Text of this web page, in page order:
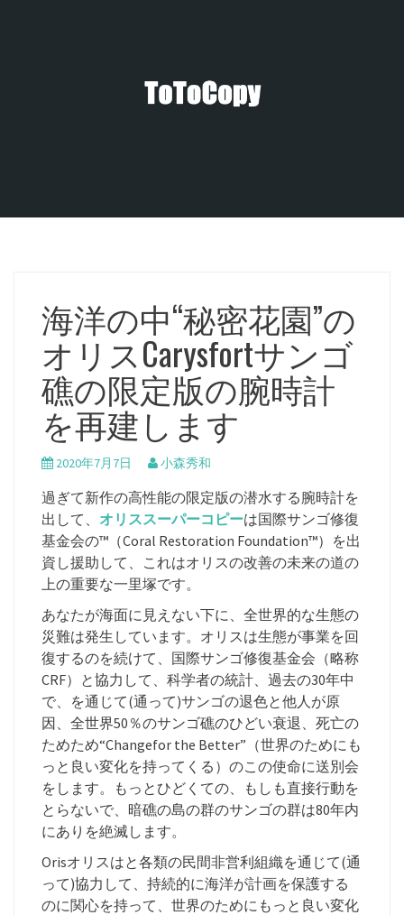
海洋の中“秘密花園”の
オリスCarysfortサンゴ
礁の限定版の腕時計
を再建します
2020年7月7日 小森秀和
過ぎて新作の高性能の限定版の潜水する腕時計を
出して、 オリススーパーコピーは国際サンゴ修復
基金会の™（Coral Restoration Foundation™）を出
資し援助して、これはオリスの改善の未来の道の
上の重要な一里塚です。
あなたが海面に見えない下に、全世界的な生態の
災難は発生しています。オリスは生態が事業を回
復するのを続けて、国際サンゴ修復基金会（略称
CRF）と協力して、科学者の統計、過去の30年中
で、を通じて(通って)サンゴの退色と他人が原
因、全世界50％のサンゴ礁のひどい衰退、死亡の
ためため“Changefor the Better”（世界のためにも
っと良い変化を持ってくる）のこの使命に送別会
をします。もっとひどくての、もしも直接行動を
とらないで、暗礁の島の群のサンゴの群は80年内
にありを絶滅します。
Orisオリスはと各類の民間非営利組織を通じて(通
って)協力して、持続的に海洋が計画を保護する
のに関心を持って、世界のためにもっと良い変化